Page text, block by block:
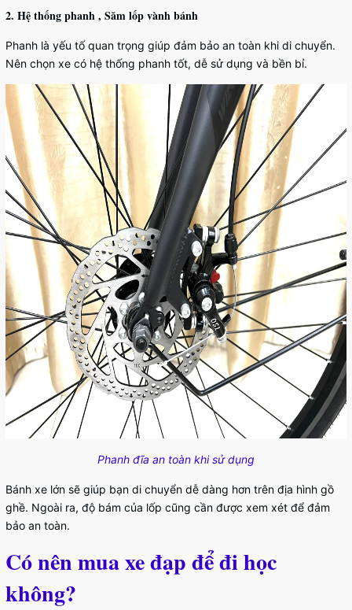
2. Hệ thống phanh , Săm lốp vành bánh
Phanh là yếu tố quan trọng giúp đảm bảo an toàn khi di chuyển.
Nên chọn xe có hệ thống phanh tốt, dễ sử dụng và bền bỉ.
Phanh đĩa an toàn khi sử dụng
Bánh xe lớn sẽ giúp bạn di chuyển dễ dàng hơn trên địa hình gồ
ghề. Ngoài ra, độ bám của lốp cũng cần được xem xét để đảm
bảo an toàn.
Có nên mua xe đạp để đi học
không?